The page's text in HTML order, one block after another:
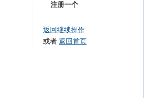
注册一个
返回继续操作
或者 返回首页